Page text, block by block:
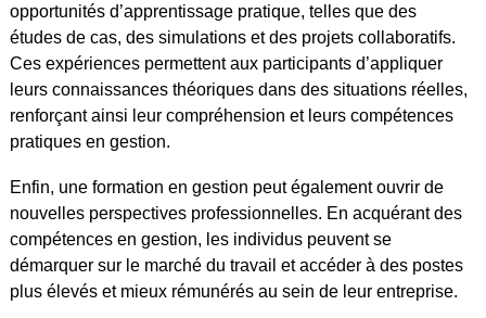
opportunités d’apprentissage pratique, telles que des
études de cas, des simulations et des projets collaboratifs.
Ces expériences permettent aux participants d’appliquer
leurs connaissances théoriques dans des situations réelles,
renforçant ainsi leur compréhension et leurs compétences
pratiques en gestion.
Enfin, une formation en gestion peut également ouvrir de
nouvelles perspectives professionnelles. En acquérant des
compétences en gestion, les individus peuvent se
démarquer sur le marché du travail et accéder à des postes
plus élevés et mieux rémunérés au sein de leur entreprise.